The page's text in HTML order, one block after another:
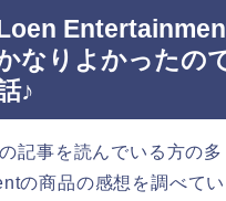
Loen
なりよかったの
♪
記事を読んでいる方の多
の商品の感想を調べてい